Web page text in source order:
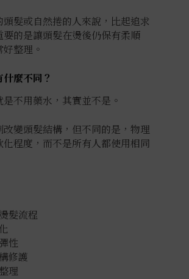
髮或自然捲的人來說，比起追求
的是讓頭髮在燙後仍保有柔順
整理。
麼不同？
不用藥水，其實並不是。
變頭髮結構，但不同的是，物理
程度，而不是所有人都使用相同
髮流程
性
修護
理